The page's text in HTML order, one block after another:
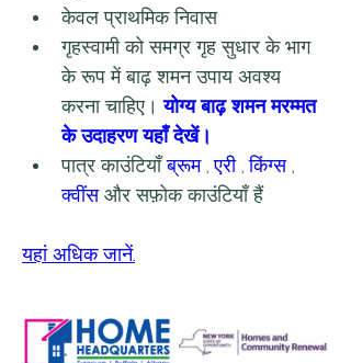
केवल प्राथमिक निवास
गृहस्वामी को समग्र गृह सुधार के भाग
के रूप में बाढ़ शमन उपाय अवश्य
करना चाहिए। योग्य बाढ़ शमन मरम्मत
के उदाहरण यहाँ देखें।
पात्र काउंटियाँ ब्रूम , एरी , किंग्स ,
क्वींस और सफ़ोक काउंटियाँ हैं
यहां अधिक जानें.